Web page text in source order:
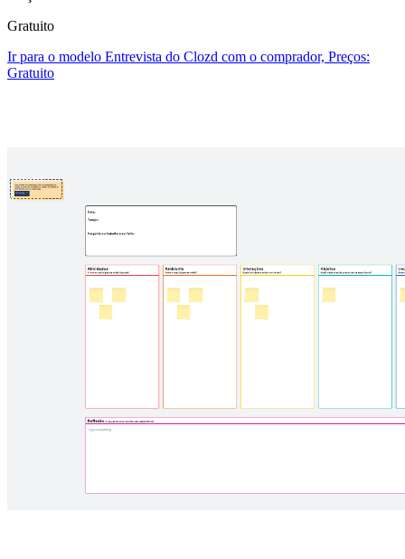
Gratuito
Ir para o modelo Entrevista do Clozd com o comprador, Preços:
Gratuito